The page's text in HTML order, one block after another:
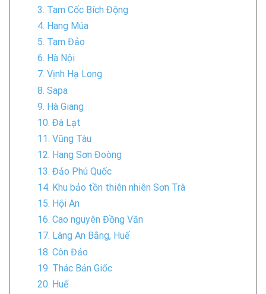
3. Tam Cốc Bích Động
4. Hang Múa
5. Tam Đảo
6. Hà Nội
7. Vịnh Hạ Long
8. Sapa
9. Hà Giang
10. Đà Lạt
11. Vũng Tàu
12. Hang Sơn Đoòng
13. Đảo Phú Quốc
14. Khu bảo tồn thiên nhiên Sơn Trà
15. Hội An
16. Cao nguyên Đồng Văn
17. Làng An Bằng, Huế
18. Côn Đảo
19. Thác Bản Giốc
20. Huế